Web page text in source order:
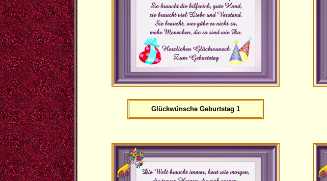
Glückwünsche Geburtstag 1